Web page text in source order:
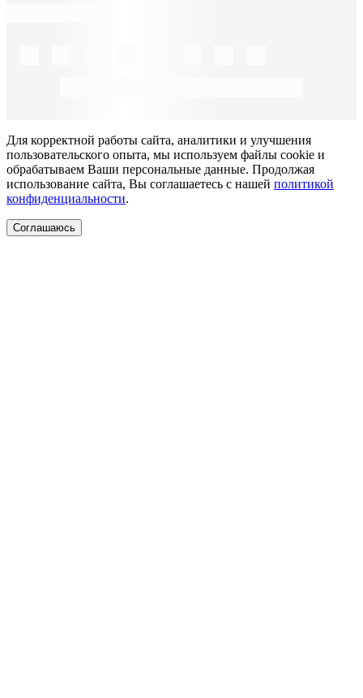
Для корректной работы сайта, аналитики и улучшения
пользовательского опыта, мы используем файлы cookie и
обрабатываем Ваши персональные данные. Продолжая
использование сайта, Вы соглашаетесь с нашей политикой
конфиденциальности.
Соглашаюсь